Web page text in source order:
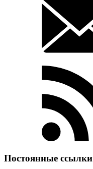
Постоянные ссылки